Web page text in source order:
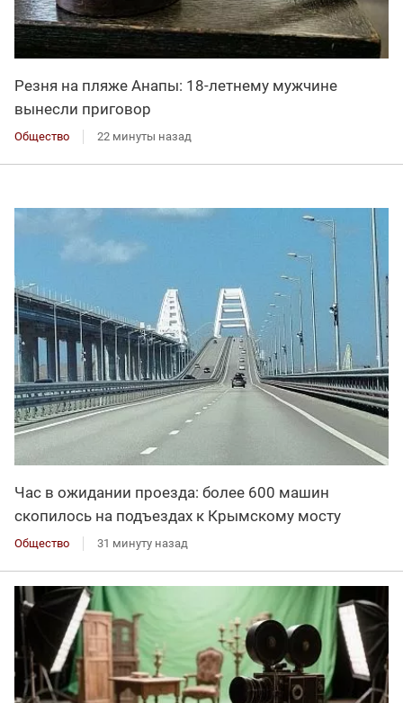
Резня на пляже Анапы: 18-летнему мужчине
вынесли приговор
Общество 22 минуты назад
Час в ожидании проезда: более 600 машин
скопилось на подъездах к Крымскому мосту
Общество 31 минуту назад